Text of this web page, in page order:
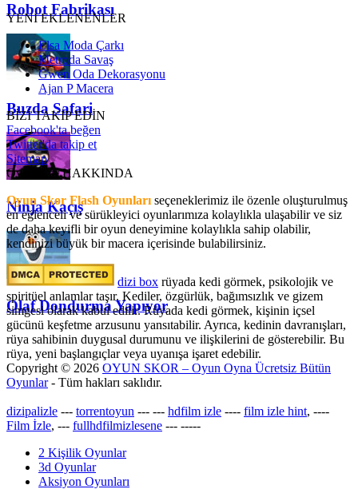
Robot Fabrikası
Buzda Safari
Ninja Kaçış
Olaf Dondurma Yapıyor
YENİ EKLENENLER
Elsa Moda Çarkı
Metroda Savaş
Gwen Oda Dekorasyonu
Ajan P Macera
BİZİ TAKİP EDİN
Facebook'ta beğen
Twitter'da takip et
Sitemap
OyunSkor HAKKINDA
Oyun Skor Flash Oyunları seçeneklerimiz ile özenle oluşturulmuş
en eğlenceli ve sürükleyici oyunlarımıza kolaylıkla ulaşabilir ve siz
de daha keyifli bir oyun deneyimine kolaylıkla sahip olabilir,
kendinizi büyük bir macera içerisinde bulabilirsiniz.
dizi box rüyada kedi görmek​, psikolojik ve
spiritüel anlamlar taşır. Kediler, özgürlük, bağımsızlık ve gizem
simgesi olarak kabul edilir. Rüyada kedi görmek, kişinin içsel
gücünü keşfetme arzusunu yansıtabilir. Ayrıca, kedinin davranışları,
rüya sahibinin duygusal durumunu ve ilişkilerini de gösterebilir. Bu
rüya, yeni başlangıçlar veya uyanışa işaret edebilir.
Copyright © 2026 OYUN SKOR – Oyun Oyna Ücretsiz Bütün
Oyunlar- Tüm hakları saklıdır.
dizipalizle --- torrentoyun --- --- hdfilm izle ---- film izle hint, ----
Film İzle, --- fullhdfilmizlesene --- -----
2 Kişilik Oyunlar
3d Oyunlar
Aksiyon Oyunları